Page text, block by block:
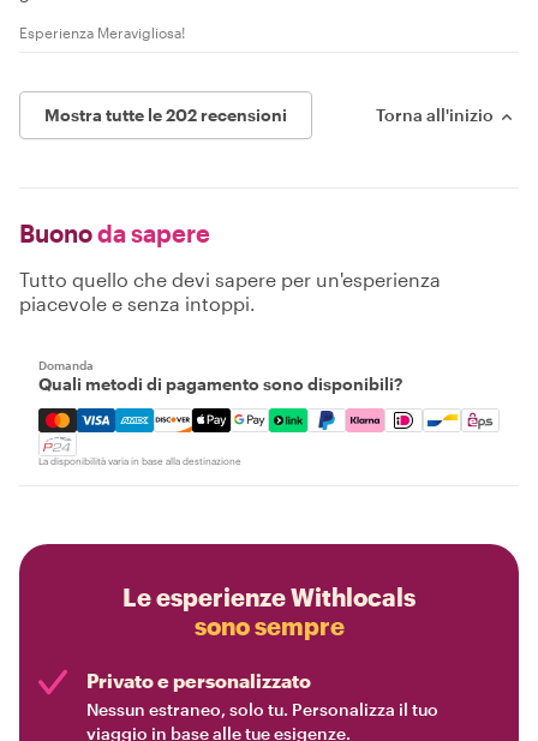
Esperienza Meravigliosa!
Mostra tutte le 202 recensioni Torna all'inizio
Buonoda sapere
Tutto quello che devi sapere per un'esperienza
piacevole e senza intoppi.
Domanda
Quali metodi di pagamento sono disponibili?
Mastercard, Visa, Amex, Discover, Apple Pay, Google
La disponibilità varia in base alla destinazione
Le esperienze Withlocals
sono sempre
Privato e personalizzato
Nessun estraneo, solo tu. Personalizza il tuo
viaggio in base alle tue esigenze.